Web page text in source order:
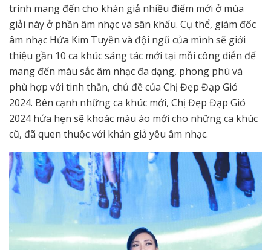
trình mang đến cho khán giả nhiều điểm mới ở mùa
giải này ở phần âm nhạc và sân khấu. Cụ thể, giám đốc
âm nhạc Hứa Kim Tuyền và đội ngũ của mình sẽ giới
thiệu gần 10 ca khúc sáng tác mới tại mỗi công diễn để
mang đến màu sắc âm nhạc đa dạng, phong phú và
phù hợp với tinh thần, chủ đề của Chị Đẹp Đạp Gió
2024. Bên cạnh những ca khúc mới, Chị Đẹp Đạp Gió
2024 hứa hẹn sẽ khoác màu áo mới cho những ca khúc
cũ, đã quen thuộc với khán giả yêu âm nhạc.